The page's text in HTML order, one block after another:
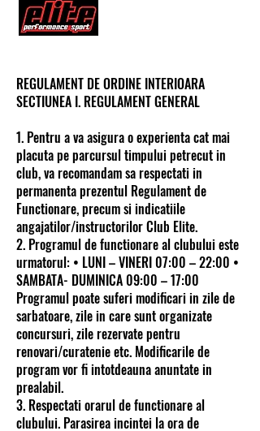
REGULAMENT DE ORDINE INTERIOARA
SECTIUNEA I. REGULAMENT GENERAL
1. Pentru a va asigura o experienta cat mai
placuta pe parcursul timpului petrecut in
club, va recomandam sa respectati in
permanenta prezentul Regulament de
Functionare, precum si indicatiile
angajatilor/instructorilor Club Elite.
2. Programul de functionare al clubului este
urmatorul: • LUNI – VINERI 07:00 – 22:00 •
SAMBATA- DUMINICA 09:00 – 17:00
Programul poate suferi modificari in zile de
sarbatoare, zile in care sunt organizate
concursuri, zile rezervate pentru
renovari/curatenie etc. Modificarile de
program vor fi intotdeauna anuntate in
prealabil.
3. Respectati orarul de functionare al
clubului. Parasirea incintei la ora de